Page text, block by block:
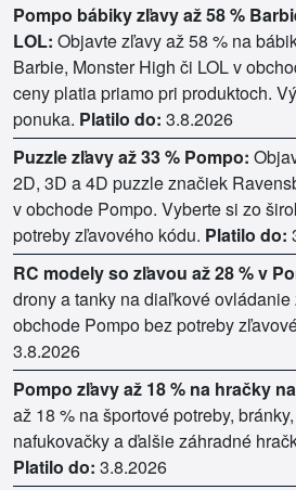
Pompo bábiky zľavy až 58 %
LOL: Objavte zľavy až 58 % na
Barbie, Monster High či LOL v
ceny platia priamo pri produktoch.
ponuka. Platilo do: 3.8.2026
Puzzle zľavy až 33 % Pompo:
2D, 3D a 4D puzzle značiek
v obchode Pompo. Vyberte si zo
potreby zľavového kódu. Platilo do:
RC modely so zľavou až 28 % v
drony a tanky na diaľkové
obchode Pompo bez potreby
3.8.2026
Pompo zľavy až 18 % na hračky
až 18 % na športové potreby,
nafukovačky a ďalšie záhradné
Platilo do: 3.8.2026